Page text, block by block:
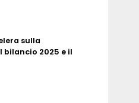
sulla
2025 e il